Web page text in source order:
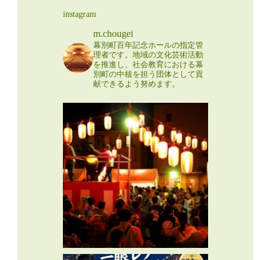
instagram
m.chougei
幕別町百年記念ホールの指定管
理者です。地域の文化芸術活動
を推進し、社会教育における幕
別町の中核を担う団体として貢
献できるよう努めます。